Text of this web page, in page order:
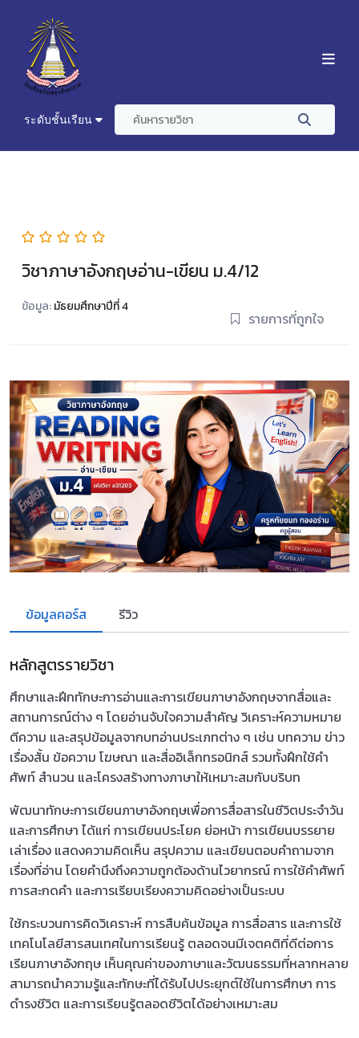
ระดับชั้นเรียน
วิชาภาษาอังกฤษอ่าน-เขียน ม.4/12
ข้อมูล:มัธยมศึกษาปีที่ 4
รายการที่ถูกใจ
ข้อมูลคอร์ส รีวิว
หลักสูตรรายวิชา
ศึกษาและฝึกทักษะการอ่านและการเขียนภาษาอังกฤษจากสื่อและ
สถานการณ์ต่าง ๆ โดยอ่านจับใจความสำคัญ วิเคราะห์ความหมาย
ตีความ และสรุปข้อมูลจากบทอ่านประเภทต่าง ๆ เช่น บทความ ข่าว
เรื่องสั้น ข้อความ โฆษณา และสื่ออิเล็กทรอนิกส์ รวมทั้งฝึกใช้คำ
ศัพท์ สำนวน และโครงสร้างทางภาษาให้เหมาะสมกับบริบท
พัฒนาทักษะการเขียนภาษาอังกฤษเพื่อการสื่อสารในชีวิตประจำวัน
และการศึกษา ได้แก่ การเขียนประโยค ย่อหน้า การเขียนบรรยาย
เล่าเรื่อง แสดงความคิดเห็น สรุปความ และเขียนตอบคำถามจาก
เรื่องที่อ่าน โดยคำนึงถึงความถูกต้องด้านไวยากรณ์ การใช้คำศัพท์
การสะกดคำ และการเรียบเรียงความคิดอย่างเป็นระบบ
ใช้กระบวนการคิดวิเคราะห์ การสืบค้นข้อมูล การสื่อสาร และการใช้
เทคโนโลยีสารสนเทศในการเรียนรู้ ตลอดจนมีเจตคติที่ดีต่อการ
เรียนภาษาอังกฤษ เห็นคุณค่าของภาษาและวัฒนธรรมที่หลากหลาย
สามารถนำความรู้และทักษะที่ได้รับไปประยุกต์ใช้ในการศึกษา การ
ดำรงชีวิต และการเรียนรู้ตลอดชีวิตได้อย่างเหมาะสม